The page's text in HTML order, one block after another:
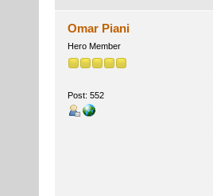
Omar Piani
Hero Member
Post: 552